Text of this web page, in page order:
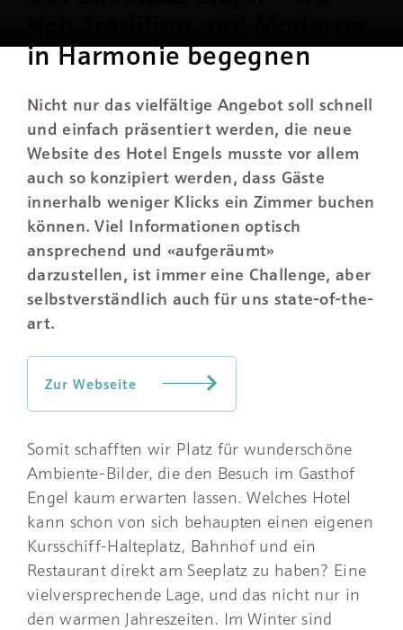
in Harmonie begegnen
Nicht nur das vielfältige Angebot soll schnell
und einfach präsentiert werden, die neue
Website des Hotel Engels musste vor allem
auch so konzipiert werden, dass Gäste
innerhalb weniger Klicks ein Zimmer buchen
können. Viel Informationen optisch
ansprechend und «aufgeräumt»
darzustellen, ist immer eine Challenge, aber
selbstverständlich auch für uns state-of-the-
art.
Zur Webseite
Somit schafften wir Platz für wunderschöne
Ambiente-Bilder, die den Besuch im Gasthof
Engel kaum erwarten lassen. Welches Hotel
kann schon von sich behaupten einen eigenen
Kursschiff-Halteplatz, Bahnhof und ein
Restaurant direkt am Seeplatz zu haben? Eine
vielversprechende Lage, und das nicht nur in
den warmen Jahreszeiten. Im Winter sind